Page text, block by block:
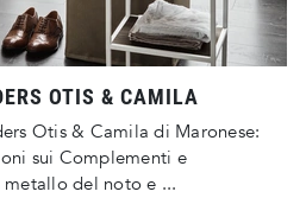
OTIS & CAMILA
Otis & Camila di Maronese:
sui Complementi e
del noto e ...